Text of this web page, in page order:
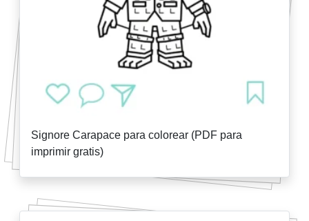
Signore Carapace para colorear (PDF para
imprimir gratis)